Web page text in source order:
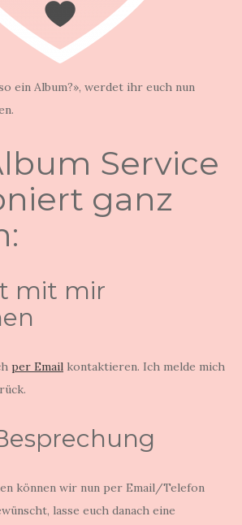
ein Album?», werdet ihr euch nun
Service
ganz
mit mir
per Email kontaktieren. Ich melde mich
können wir nun per Email/Telefon
lasse euch danach eine